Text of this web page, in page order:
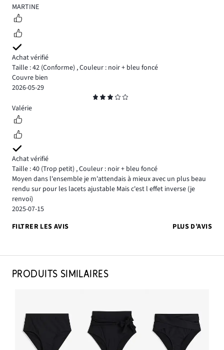
5
MARTINE
Achat vérifié
Taille : 42 (Conforme) ,Couleur : noir + bleu foncé
Couvre bien
2026-05-29
3
Valérie
Achat vérifié
Taille : 40 (Trop petit) ,Couleur : noir + bleu foncé
Moyen dans l'ensemble je m'attendais à mieux avec un plus beau
rendu sur pour les lacets ajustable Mais c'est l effet inverse (je
renvoi)
2025-07-15
FILTRER LES AVIS
PLUS D’AVIS
PRODUITS SIMILAIRES